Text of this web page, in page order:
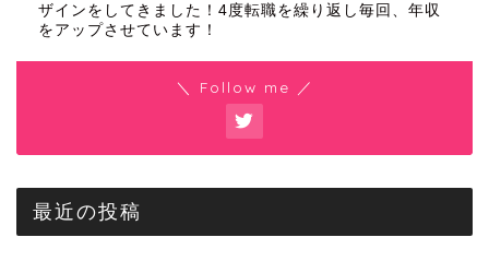
ザインをしてきました！4度転職を繰り返し毎回、年収
をアップさせています！
＼ Follow me ／
最近の投稿